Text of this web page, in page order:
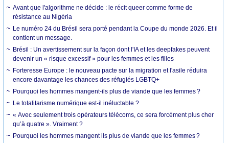
Avant que l'algorithme ne décide : le récit queer comme forme de
résistance au Nigéria
Le numéro 24 du Brésil sera porté pendant la Coupe du monde 2026. Et il
contient un message.
Brésil : Un avertissement sur la façon dont l'IA et les deepfakes peuvent
devenir un « risque excessif » pour les femmes et les filles
Forteresse Europe : le nouveau pacte sur la migration et l'asile réduira
encore davantage les chances des réfugiés LGBTQ+
Pourquoi les hommes mangent-ils plus de viande que les femmes ?
Le totalitarisme numérique est-il inéluctable ?
« Avec seulement trois opérateurs télécoms, ce sera forcément plus cher
qu’à quatre ». Vraiment ?
Pourquoi les hommes mangent ils plus de viande que les femmes ?